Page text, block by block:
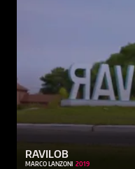
RAVILOB
MARCO LANZONI 2019